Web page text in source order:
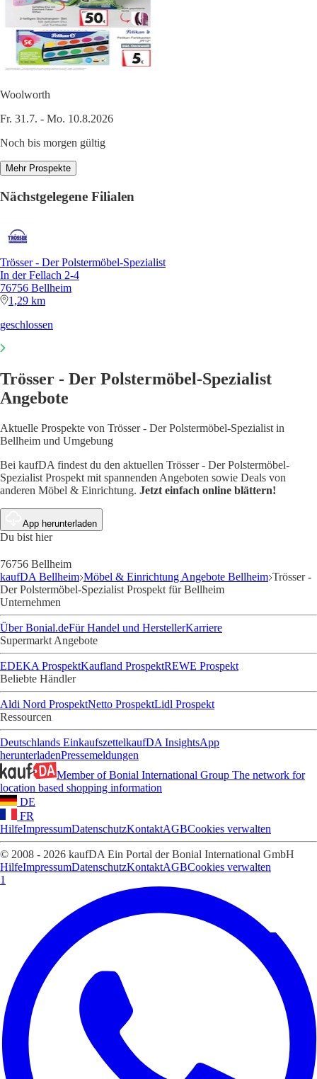
Woolworth
Fr. 31.7. - Mo. 10.8.2026
Noch bis morgen gültig
Mehr Prospekte
Nächstgelegene Filialen
Trösser - Der Polstermöbel-Spezialist
In der Fellach 2-4
76756 Bellheim
1,29 km
geschlossen
Trösser - Der Polstermöbel-Spezialist
Angebote
Aktuelle Prospekte von Trösser - Der Polstermöbel-Spezialist in
Bellheim und Umgebung
Bei kaufDA findest du den aktuellen Trösser - Der Polstermöbel-
Spezialist Prospekt mit spannenden Angeboten sowie Deals von
anderen Möbel & Einrichtung. Jetzt einfach online blättern!
App herunterladen
Du bist hier
76756 Bellheim
kaufDA Bellheim Möbel & Einrichtung Angebote Bellheim Trösser -
Der Polstermöbel-Spezialist Prospekt für Bellheim
Unternehmen
Über Bonial.deFür Handel und HerstellerKarriere
Supermarkt Angebote
EDEKA ProspektKaufland ProspektREWE Prospekt
Beliebte Händler
Aldi Nord ProspektNetto ProspektLidl Prospekt
Ressourcen
Deutschlands EinkaufszettelkaufDA InsightsApp
herunterladenPressemeldungen
Member of Bonial International Group The network for
location based shopping information
DE
FR
HilfeImpressumDatenschutzKontaktAGBCookies verwalten
© 2008 - 2026 kaufDA Ein Portal der Bonial International GmbH
HilfeImpressumDatenschutzKontaktAGBCookies verwalten
1